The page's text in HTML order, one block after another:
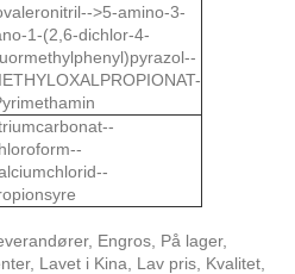
>5-amino-3-
1-(2,6-dichlor-4-
Engros, På lager,
Lavet i Kina, Lav pris, Kvalitet,